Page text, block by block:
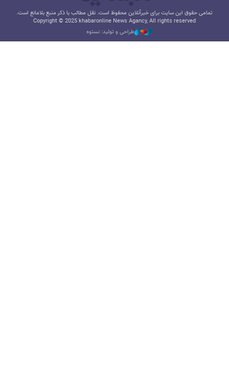
تمامی حقوق این سایت برای خبرآنلاین محفوظ است. نقل مطالب با ذکر منبع بلامانع است.
Copyright © 2025 khabaronline News Agancy, All rights reserved
طراحی و تولید: نستوه